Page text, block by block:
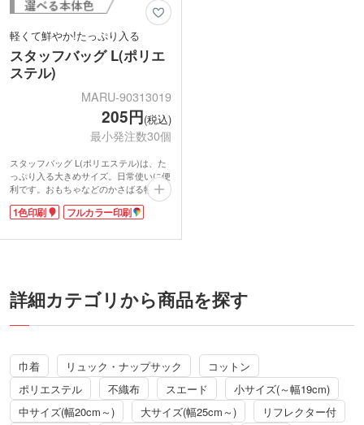
軽くて鮮やか!たっぷり入る
スタッフバッグ L(ポリエ
ステル)
MARU-90313019
205円(税込)
最小発注数30個
スタッフバッグ L(ポリエステル)は、た
っぷり入る大きめサイズ。日常使いに便
利です。おもちゃなどのかさばる物の収
納や、タオルや衣類にもぴったり!部活
着やユニフォームにもちょうど良いです
コードストッパー付きで、簡単にしっか
しやすいのが魅力的です。
名入れ可能で、シルク1色印刷、フルカ
です。
1色印刷 フルカラー印刷
詳細カテゴリから商品を探す
巾着 リュック・ナップサック
コットン
ポリエステル
不織布 スエード
小サイズ(～幅19cm)
中サイズ(幅20cm～)
大サイズ(幅25cm～)
リフレクター付